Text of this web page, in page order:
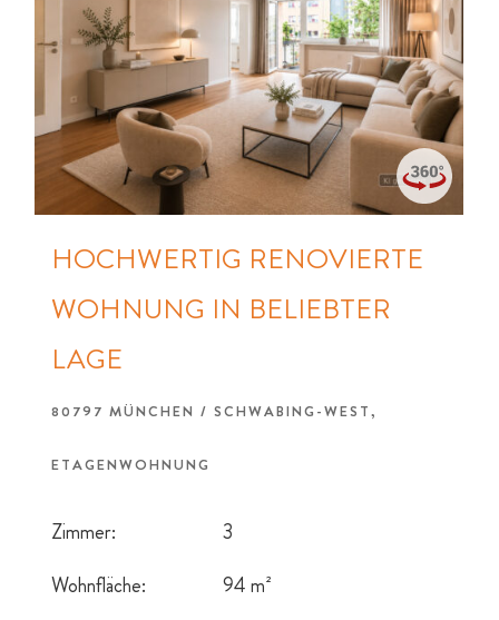
HOCHWERTIG RENOVIERTE
WOHNUNG IN BELIEBTER
LAGE
80797 MÜNCHEN / SCHWABING-WEST,
ETAGENWOHNUNG
Zimmer:
3
Wohnfläche:
94 m²